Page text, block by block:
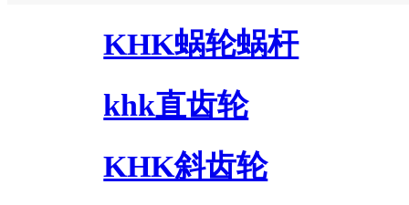
KHK蜗轮蜗杆
khk直齿轮
KHK斜齿轮